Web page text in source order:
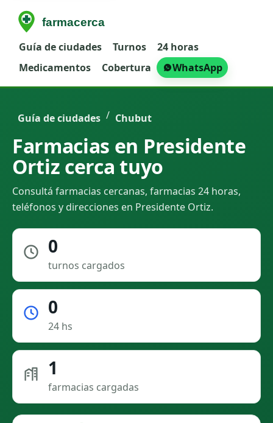
Guía de ciudades Turnos
24 horas
Medicamentos
Cobertura WhatsApp
Guía de ciudades / Chubut
Farmacias en Presidente
Ortiz cerca tuyo
Consultá farmacias cercanas, farmacias 24 horas,
teléfonos y direcciones en Presidente Ortiz.
0
turnos cargados
0
24 hs
1
farmacias cargadas